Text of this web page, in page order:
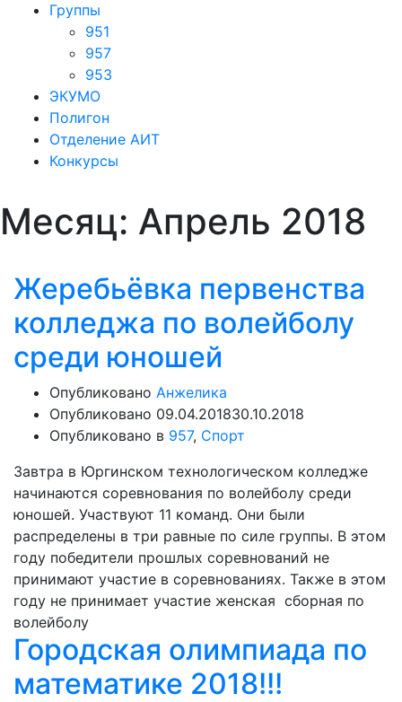
Группы
951
957
953
ЭКУМО
Полигон
Отделение АИТ
Конкурсы
Месяц: Апрель 2018
Жеребьёвка первенства
колледжа по волейболу
среди юношей
Опубликовано Анжелика
Опубликовано 09.04.201830.10.2018
Опубликовано в 957, Спорт
Завтра в Юргинском технологическом колледже
начинаются соревнования по волейболу среди
юношей. Участвуют 11 команд. Они были
распределены в три равные по силе группы. В этом
году победители прошлых соревнований не
принимают участие в соревнованиях. Также в этом
году не принимает участие женская сборная по
волейболу
Городская олимпиада по
математике 2018!!!